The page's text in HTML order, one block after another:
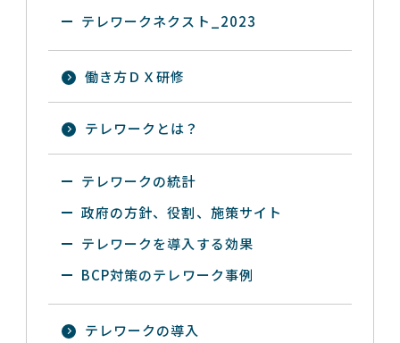
テレワークネクスト_2023
働き方ＤＸ研修
テレワークとは？
テレワークの統計
政府の方針、役割、施策サイト
テレワークを導入する効果
BCP対策のテレワーク事例
テレワークの導入